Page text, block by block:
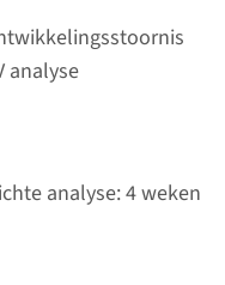
analyse
analyse: 4 weken
type 3